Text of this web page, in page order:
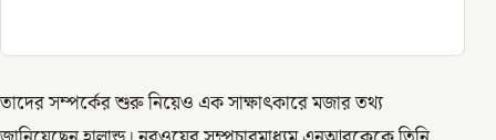
তাদের সম্পর্কের শুরু নিয়েও এক সাক্ষাৎকারে মজার তথ্য